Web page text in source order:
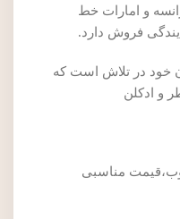
و امارات خط
فروش دارد.
خود در تلاش است که
و ادکلن
مناسبی